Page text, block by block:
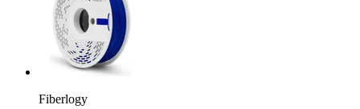
Fiberlogy